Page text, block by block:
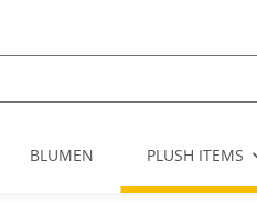
BLUMEN PLUSH ITEMS